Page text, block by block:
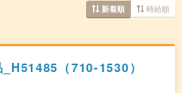
新着順 時給順
（710-1530）